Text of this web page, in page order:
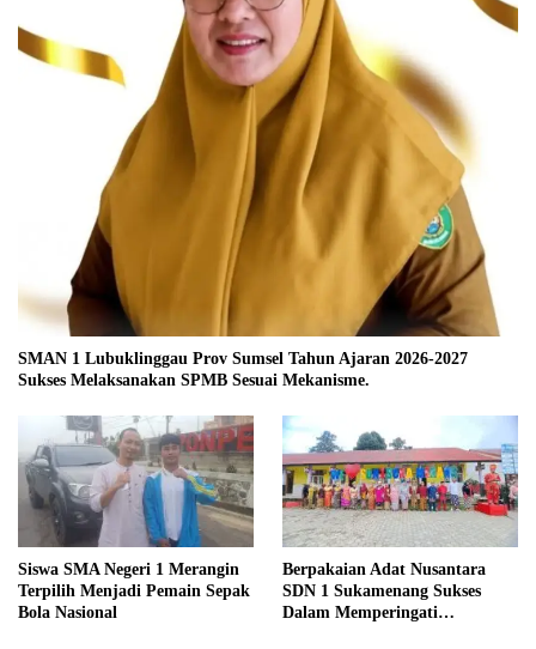
SMAN 1 Lubuklinggau Prov Sumsel Tahun Ajaran 2026-2027
Sukses Melaksanakan SPMB Sesuai Mekanisme.
Siswa SMA Negeri 1 Merangin
Terpilih Menjadi Pemain Sepak
Bola Nasional
Berpakaian Adat Nusantara
SDN 1 Sukamenang Sukses
Dalam Memperingati